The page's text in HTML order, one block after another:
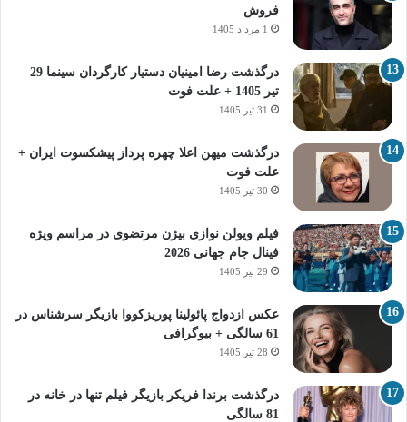
فروش
1 مرداد 1405
درگذشت رضا امینیان دستیار کارگردان سینما 29
تیر 1405 + علت فوت
31 تیر 1405
درگذشت میهن اعلا چهره پرداز پیشکسوت ایران +
علت فوت
30 تیر 1405
فیلم ویولن نوازی بیژن مرتضوی در مراسم ویژه
فینال جام جهانی 2026
29 تیر 1405
عکس ازدواج پائولینا پوریزکووا بازیگر سرشناس در
61 سالگی + بیوگرافی
28 تیر 1405
درگذشت برندا فریکر بازیگر فیلم تنها در خانه در
81 سالگی